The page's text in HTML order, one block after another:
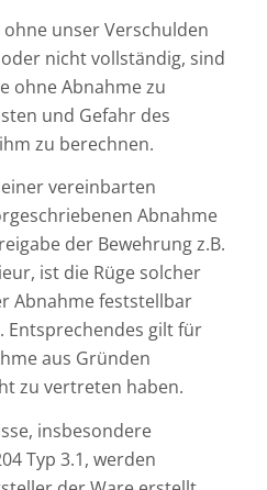
unser Verschulden
nicht vollständig, sind
ohne Abnahme zu
und Gefahr des
zu berechnen.
vereinbarten
Abnahme
der Bewehrung z.B.
ist die Rüge solcher
Abnahme feststellbar
Entsprechendes gilt für
aus Gründen
zu vertreten haben.
insbesondere
Typ 3.1, werden